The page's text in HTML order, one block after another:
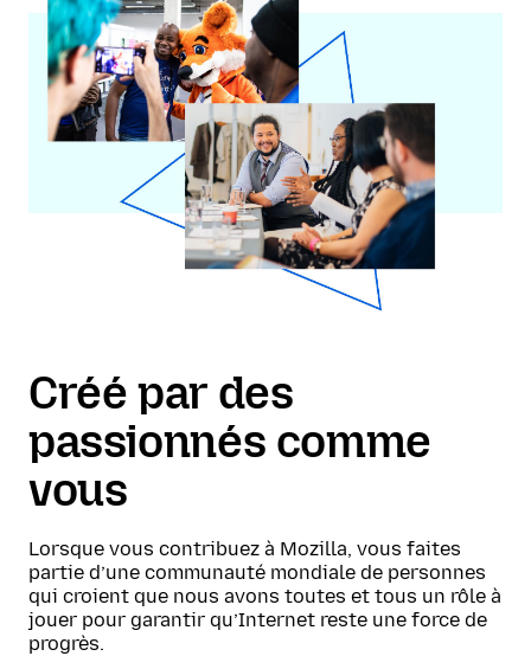
Créé par des
passionnés comme
vous
Lorsque vous contribuez à Mozilla, vous faites
partie d’une communauté mondiale de personnes
qui croient que nous avons toutes et tous un rôle à
jouer pour garantir qu’Internet reste une force de
progrès.